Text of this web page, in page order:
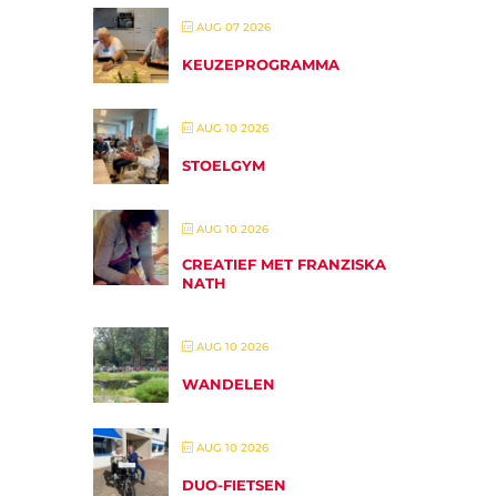
AUG 07 2026
KEUZEPROGRAMMA
AUG 10 2026
STOELGYM
AUG 10 2026
CREATIEF MET FRANZISKA
NATH
AUG 10 2026
WANDELEN
AUG 10 2026
DUO-FIETSEN